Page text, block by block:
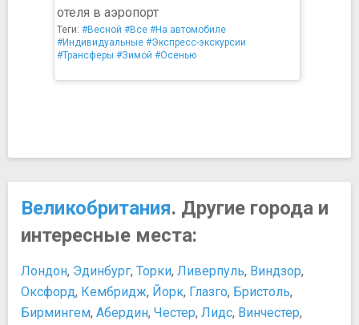
отеля в аэропорт
Теги: #Весной #Все #На автомобиле
#Индивидуальные #Экспресс-экскурсии
#Трансферы #Зимой #Осенью
Великобритания. Другие города и
интересные места:
Лондон, Эдинбург, Торки, Ливерпуль, Виндзор,
Оксфорд, Кембридж, Йорк, Глазго, Бристоль,
Бирмингем, Абердин, Честер, Лидс, Винчестер,